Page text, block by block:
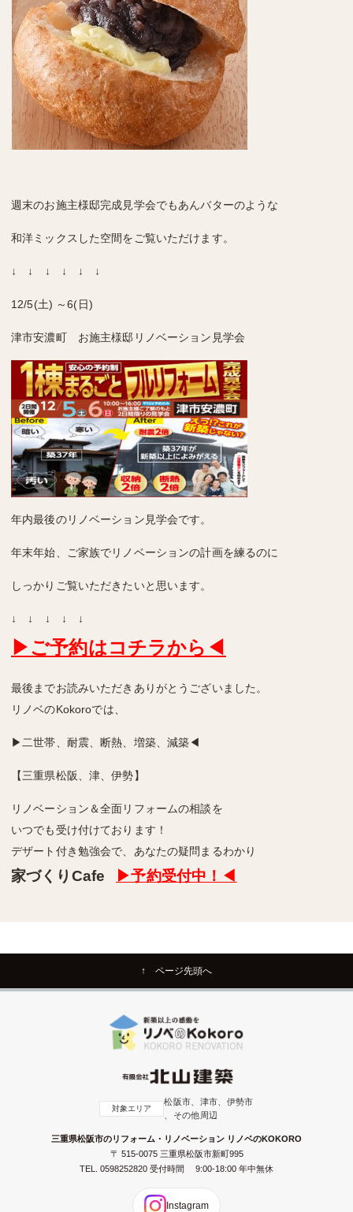
週末のお施主様邸完成見学会でもあんバターのような
和洋ミックスした空間をご覧いただけます。
↓ ↓ ↓ ↓ ↓ ↓
12/5(土) ～6(日)
津市安濃町 お施主様邸リノベーション見学会
年内最後のリノベーション見学会です。
年末年始、ご家族でリノベーションの計画を練るのに
しっかりご覧いただきたいと思います。
↓ ↓ ↓ ↓ ↓
▶ご予約はコチラから◀
最後までお読みいただきありがとうございました。
リノベのKokoroでは、
▶二世帯、耐震、断熱、増築、減築◀
【三重県松阪、津、伊勢】
リノベーション＆全面リフォームの相談を
いつでも受け付けております！
デザート付き勉強会で、あなたの疑問まるわかり
家づくりCafe ▶予約受付中！◀
↑ ページ先頭へ
対象エリア
松阪市、津市、伊勢市
、その他周辺
三重県松阪市のリフォーム・リノベーション リノベのKOKORO
〒 515-0075 三重県松阪市新町995
TEL. 0598252820 受付時間 9:00-18:00 年中無休
Instagram